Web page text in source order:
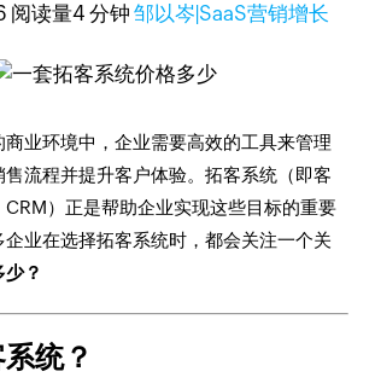
阅读量4 分钟 邹以岑|SaaS营销增长
业环境中，企业需要高效的工具来管理
流程并提升客户体验。拓客系统（即客
CRM）正是帮助企业实现这些目标的重要
企业在选择拓客系统时，都会关注一个关
少？
统？